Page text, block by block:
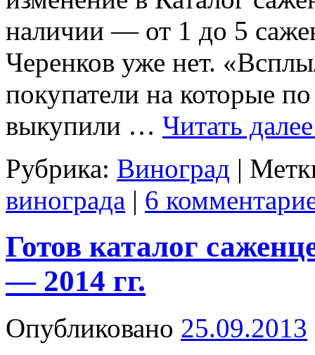
наличии — от 1 до 5
Черенков уже нет.
покупатели на которые
выкупили … Читать
Рубрика: Виноград |
винограда | 6
Готов каталог
— 2014 гг.
Опубликовано 25.09.2013